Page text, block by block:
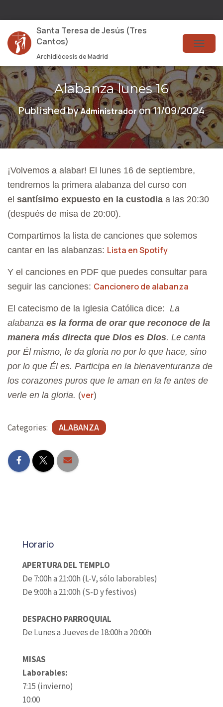
Santa Teresa de Jesús (Tres
Cantos)
Archidiócesis de Madrid
T
O
G
G
L
E
N
I
O
Alabanza lunes 16
Published byAdministradoron11/09/2024
¡Volvemos a alabar! El lunes 16 de septiembre,
tendremos la primera alabanza del curso con
el santísimo expuesto en la custodia a las 20:30
(después de misa de 20:00).
Compartimos la lista de canciones que solemos
cantar en las alabanzas: Lista en Spotify
Y el canciones en PDF que puedes consultar para
seguir las canciones: Cancionero de alabanza
El catecismo de la Iglesia Católica dice: La
alabanza es la forma de orar que reconoce de la
manera más directa que Dios es Dios. Le canta
por Él mismo, le da gloria no por lo que hace, sino
por lo que Él es. Participa en la bienaventuranza de
los corazones puros que le aman en la fe antes de
verle en la gloria. (ver)
Categories: ALABANZA
Horario
APERTURA DEL TEMPLO
De 7:00h a 21:00h (L-V, sólo laborables)
De 9:00h a 21:00h (S-D y festivos)
DESPACHO PARROQUIAL
De Lunes a Jueves de 18:00h a 20:00h
MISAS
Laborables:
7:15 (invierno)
10:00